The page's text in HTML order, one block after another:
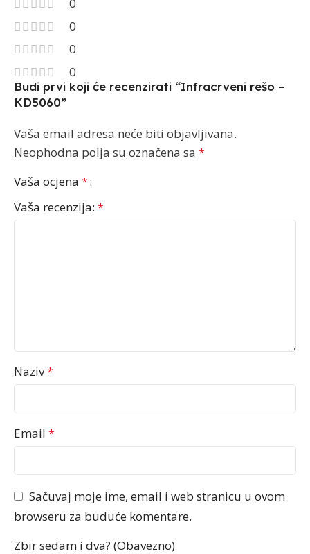
0
0
0
Budi prvi koji će recenzirati “Infracrveni rešo –
KD5060”
Vaša email adresa neće biti objavljivana.
Neophodna polja su označena sa *
Vaša ocjena *
Vaša recenzija: *
Naziv*
Email *
Sačuvaj moje ime, email i web stranicu u ovom
browseru za buduće komentare.
Zbir sedam i dva? (Obavezno)